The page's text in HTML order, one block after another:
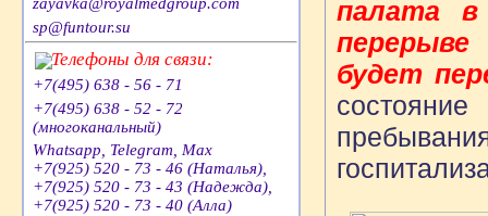
zayavka@royalmedgroup.com
sp@funtour.su
Телефоны для связи:
+7(495) 638 - 56 - 71
+7(495) 638 - 52 - 72
(многоканальный)
Whatsapp, Telegram, Max
+7(925) 520 - 73 - 46 (Наталья),
+7(925) 520 - 73 - 43 (Надежда),
+7(925) 520 - 73 - 40 (Алла)
палата
будет